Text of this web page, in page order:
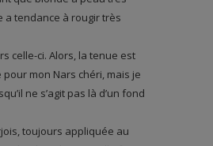
a tendance à rougir très
celle-ci. Alors, la tenue est
mon Nars chéri, mais je
ne s’agit pas là d’un fond
toujours appliquée au